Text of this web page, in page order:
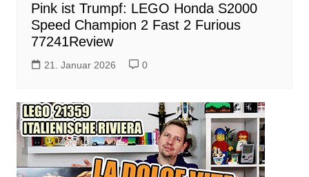
Pink ist Trumpf: LEGO Honda S2000
Speed Champion 2 Fast 2 Furious
77241Review
21. Januar 2026 0